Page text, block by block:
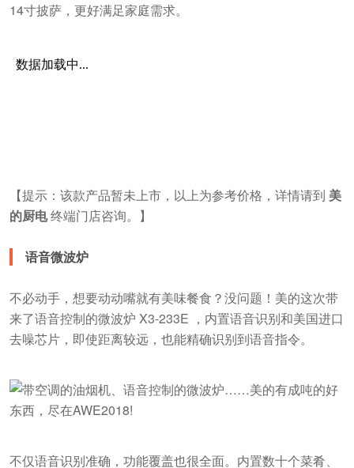
14寸披萨，更好满足家庭需求。
【提示：该款产品暂未上市，以上为参考价格，详情请到 美
的厨电终端门店咨询。】
语音微波炉
不必动手，想要动动嘴就有美味餐食？没问题！美的这次带
来了语音控制的微波炉 X3-233E ，内置语音识别和美国进口
去噪芯片，即使距离较远，也能精确识别到语音指令。
不仅语音识别准确，功能覆盖也很全面。内置数十个菜肴、